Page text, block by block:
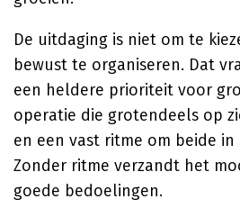
De uitdaging is niet om te
bewust te organiseren. Dat
een heldere prioriteit voor
operatie die grotendeels op
en een vast ritme om beide
Zonder ritme verzandt het
goede bedoelingen.